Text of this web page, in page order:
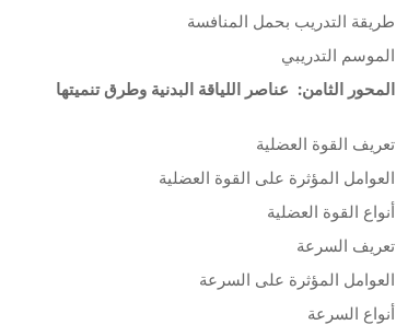
طريقة التدريب بحمل المنافسة
الموسم التدريبي
المحور الثامن: عناصر اللياقة البدنية وطرق تنميتها
تعريف القوة العضلية
العوامل المؤثرة على القوة العضلية
أنواع القوة العضلية
تعريف السرعة
العوامل المؤثرة على السرعة
أنواع السرعة